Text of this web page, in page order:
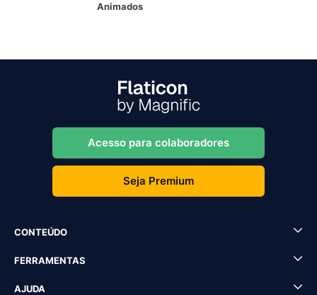
Animados
Acesso para colaboradores
Seja Premium
CONTEÚDO
FERRAMENTAS
AJUDA